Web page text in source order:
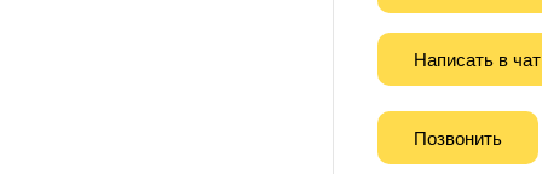
Написать в чат
Позвонить